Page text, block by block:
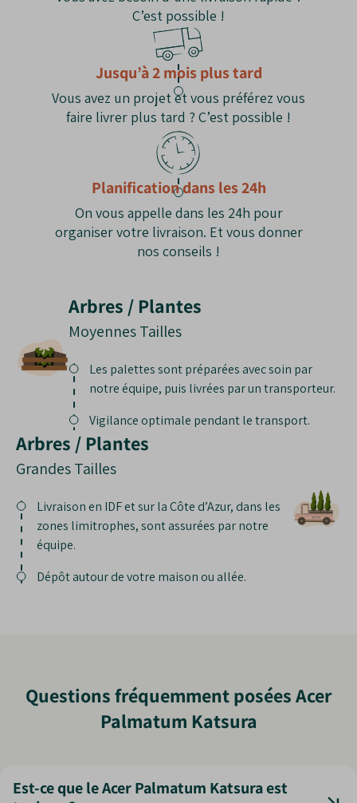
C’est possible !
Jusqu’à 2 mois plus tard
Vous avez un projet et vous préférez vous
faire livrer plus tard ? C’est possible !
Planification dans les 24h
On vous appelle dans les 24h pour
organiser votre livraison. Et vous donner
nos conseils !
Arbres / Plantes
Moyennes Tailles
Les palettes sont préparées avec soin par
notre équipe, puis livrées par un transporteur.
Vigilance optimale pendant le transport.
Arbres / Plantes
Grandes Tailles
Livraison en IDF et sur la Côte d’Azur, dans les
zones limitrophes, sont assurées par notre
équipe.
Dépôt autour de votre maison ou allée.
Questions fréquemment posées Acer
Palmatum Katsura
Est-ce que le Acer Palmatum Katsura est